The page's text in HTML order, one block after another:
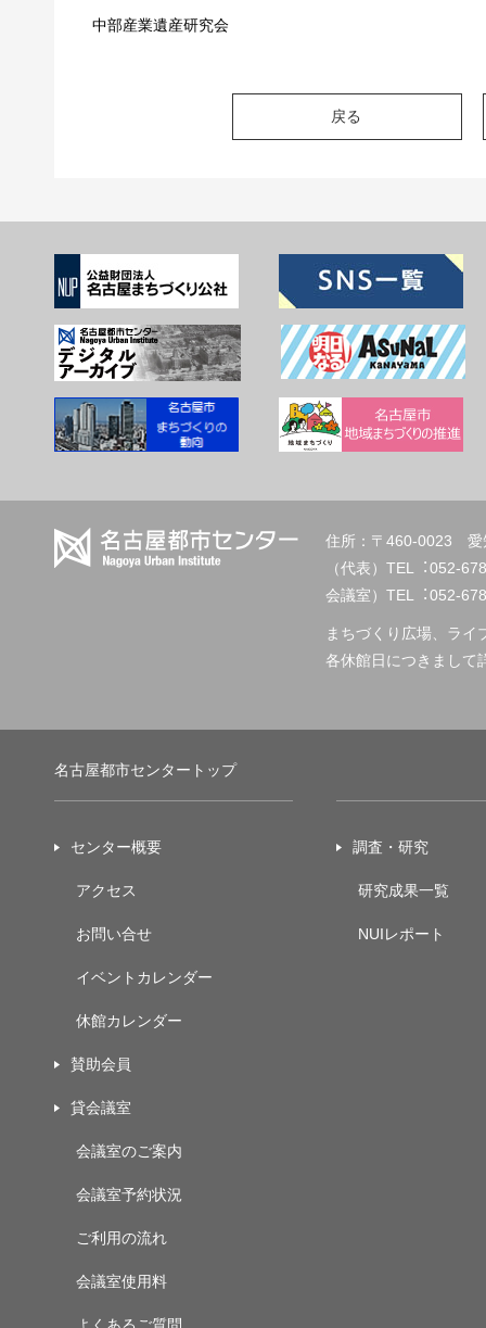
中部産業遺産研究会
戻る
住所：〒460-0023 愛
（代表）
会議室）TEL︓052-
まちづくり広場、ライ
各休館日につきまして
名古屋都市センタートップ
センター概要
アクセス
お問い合せ
イベントカレンダー
休館カレンダー
賛助会員
貸会議室
会議室のご案内
会議室予約状況
ご利用の流れ
会議室使用料
調査・研究
研究成果一覧
NUIレポート